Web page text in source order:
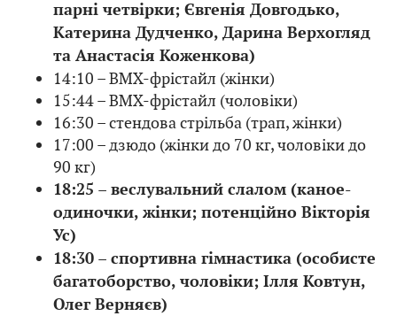
парні четвірки; Євгенія Довгодько,
Катерина Дудченко, Дарина Верхогляд
та Анастасія Коженкова)
14:10 – BMX-фрістайл (жінки)
15:44 – BMX-фрістайл (чоловіки)
16:30 – стендова стрільба (трап, жінки)
17:00 – дзюдо (жінки до 70 кг, чоловіки до
90 кг)
18:25 – веслувальний слалом (каное-
одиночки, жінки; потенційно Вікторія
Ус)
18:30 – спортивна гімнастика (особисте
багатоборство, чоловіки; Ілля Ковтун,
Олег Верняєв)